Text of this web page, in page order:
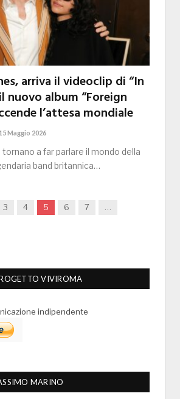
arriva il videoclip di “In
nuovo album “Foreign
l’attesa mondiale
Maggio 2026
a far parlare il mondo della
band britannica…
3 4 5 6 7
…
VIVIROMA
indipendente
MARINO